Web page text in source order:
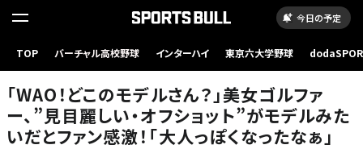
今日の予定
TOP バーチャル高校野球 インターハイ 東京六大学野球
「WAO！どこのモデルさん？」美女ゴルファ
ー、”見目麗しい・オフショット”がモデルみた
いだとファン感激！「大人っぽくなったなぁ」